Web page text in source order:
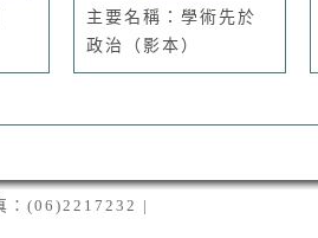
主要名稱：學術先於
政治（影本）
：(06)2217232 |